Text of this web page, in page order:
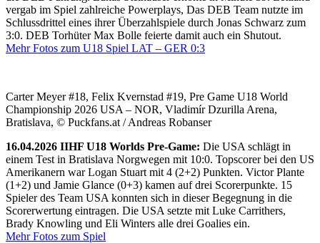
vergab im Spiel zahlreiche Powerplays, Das DEB Team nutzte im
Schlussdrittel eines ihrer Überzahlspiele durch Jonas Schwarz zum
3:0. DEB Torhüter Max Bolle feierte damit auch ein Shutout.
Mehr Fotos zum U18 Spiel LAT – GER 0:3
Carter Meyer #18, Felix Kvernstad #19, Pre Game U18 World
Championship 2026 USA – NOR, Vladimír Dzurilla Arena,
Bratislava, © Puckfans.at / Andreas Robanser
16.04.2026 IIHF U18 Worlds Pre-Game: Die USA schlägt in
einem Test in Bratislava Norgwegen mit 10:0. Topscorer bei den US
Amerikanern war Logan Stuart mit 4 (2+2) Punkten. Victor Plante
(1+2) und Jamie Glance (0+3) kamen auf drei Scorerpunkte. 15
Spieler des Team USA konnten sich in dieser Begegnung in die
Scorerwertung eintragen. Die USA setzte mit Luke Carrithers,
Brady Knowling und Eli Winters alle drei Goalies ein.
Mehr Fotos zum Spiel